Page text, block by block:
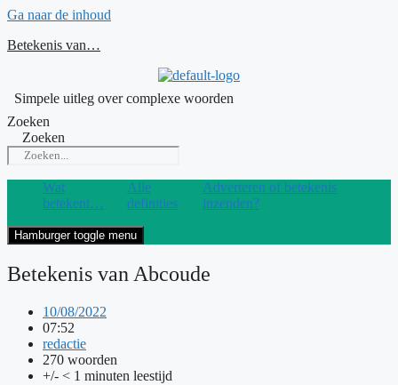
Ga naar de inhoud
Betekenis van…
Simpele uitleg over complexe woorden
Zoeken
Zoeken
Wat
betekent…
Alle
definities
Adverteren of betekenis
inzenden?
Hamburger toggle menu
Betekenis van Abcoude
10/08/2022
07:52
redactie
270 woorden
+/- < 1 minuten leestijd